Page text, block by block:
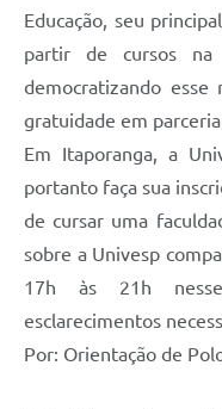
Educação, seu
partir de cursos na
democratizando
gratuidade em
Em Itaporanga, a
portanto faça sua
de cursar uma
sobre a Univesp
17h às 21h
esclarecimentos
Por: Orientação de